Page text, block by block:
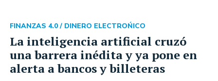
La inteligencia artificial cruzó
una barrera inédita y ya pone en
alerta a bancos y billeteras
FINANZAS 4.0 / DINERO ELECTROŃICO